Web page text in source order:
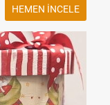
HEMEN INCELE